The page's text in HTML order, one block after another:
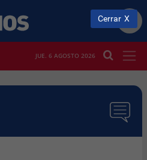
JUE. 6 AGOSTO 2026
Cerrar